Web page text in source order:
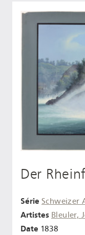
Der
Série Schweizer
Artistes Bleuler,
Date 1838